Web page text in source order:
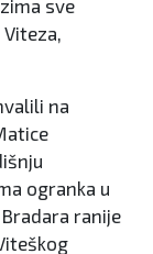
sve
na
ogranka u
ranije